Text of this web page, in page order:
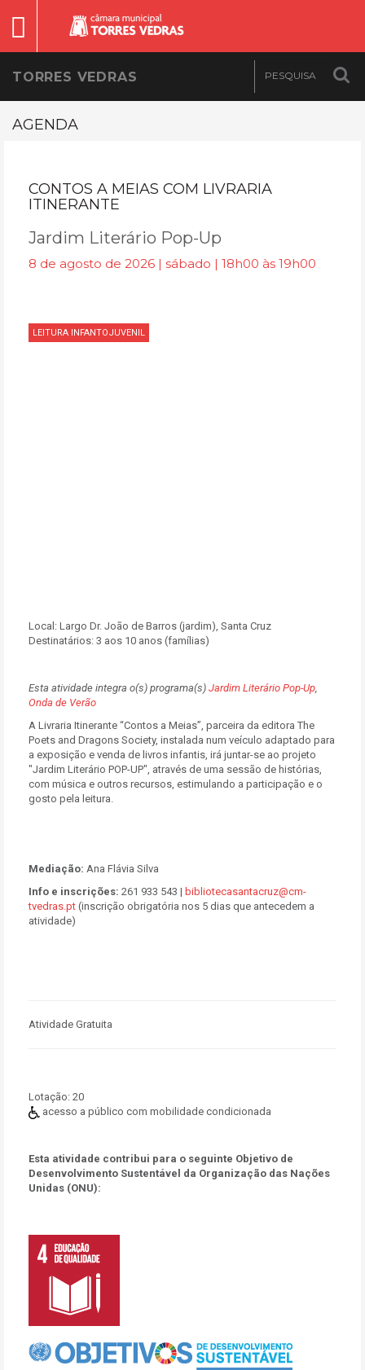
TORRES VEDRAS
AGENDA
CONTOS A MEIAS COM LIVRARIA
ITINERANTE
Jardim Literário Pop-Up
8 de agosto de 2026 | sábado | 18h00 às 19h00
LEITURA INFANTOJUVENIL
Local: Largo Dr. João de Barros (jardim), Santa Cruz
Destinatários: 3 aos 10 anos (famílias)
Esta atividade integra o(s) programa(s) Jardim Literário Pop-Up,
Onda de Verão
A Livraria Itinerante “Contos a Meias”, parceira da editora The
Poets and Dragons Society, instalada num veículo adaptado para
a exposição e venda de livros infantis, irá juntar-se ao projeto
"Jardim Literário POP-UP", através de uma sessão de histórias,
com música e outros recursos, estimulando a participação e o
gosto pela leitura.
Mediação: Ana Flávia Silva
Info e inscrições: 261 933 543 | bibliotecasantacruz@cm-
tvedras.pt (inscrição obrigatória nos 5 dias que antecedem a
atividade)
Atividade Gratuita
Lotação: 20
acesso a público com mobilidade condicionada
Esta atividade contribui para o seguinte Objetivo de
Desenvolvimento Sustentável da Organização das Nações
Unidas (ONU):